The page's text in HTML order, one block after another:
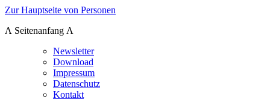
Zur Hauptseite von Personen
Λ Seitenanfang Λ
Newsletter
Download
Impressum
Datenschutz
Kontakt